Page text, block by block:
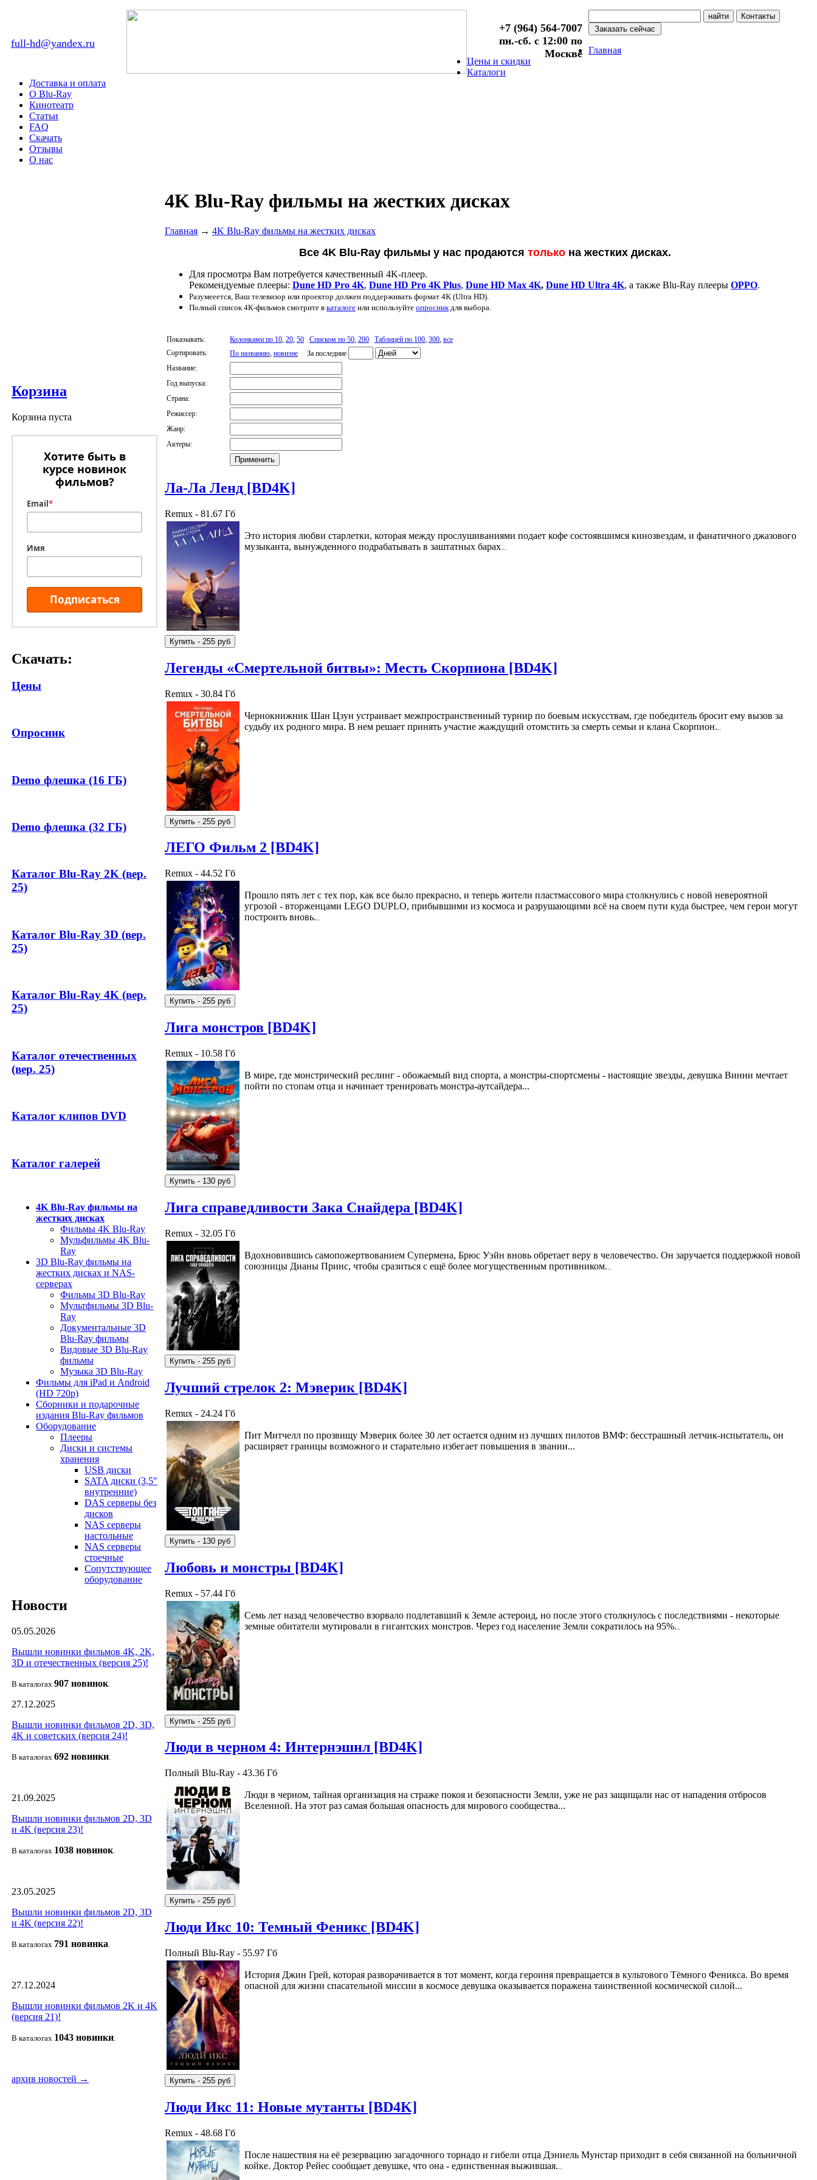
full-hd@yandex.ru
+7 (964) 564-7007
пн.-сб. с 12:00 по
Москве Главная
Цены и скидки
Каталоги
Доставка и оплата
О Blu-Ray
Кинотеатр
Статьи
FAQ
Скачать
Отзывы
О нас
Корзина
Корзина пуста
Хотите быть в
курсе новинок
фильмов?
Email*
Имя
Подписаться
Скачать:
Цены
Опросник
Demo флешка (16 ГБ)
Demo флешка (32 ГБ)
Каталог Blu-Ray 2K (вер.
25)
Каталог Blu-Ray 3D (вер.
25)
Каталог Blu-Ray 4K (вер.
25)
Каталог отечественных
(вер. 25)
Каталог клипов DVD
Каталог галерей
4K Blu-Ray фильмы на
жестких дисках
Фильмы 4K Blu-Ray
Мульфильмы 4K Blu-
Ray
3D Blu-Ray фильмы на
жестких дисках и NAS-
серверах
Фильмы 3D Blu-Ray
Мультфильмы 3D Blu-
Ray
Документальные 3D
Blu-Ray фильмы
Видовые 3D Blu-Ray
фильмы
Музыка 3D Blu-Ray
Фильмы для iPad и Android
(HD 720p)
Сборники и подарочные
издания Blu-Ray фильмов
Оборудование
Плееры
Диски и системы
хранения
USB диски
SATA диски (3,5"
внутренние)
DAS серверы без
дисков
NAS серверы
настольные
NAS серверы
стоечные
Сопутствующее
оборудование
Новости
05.05.2026
Вышли новинки фильмов 4K, 2K,
3D и отечественных (версия 25)!
В каталогах 907 новинок.
27.12.2025
Вышли новинки фильмов 2D, 3D,
4K и советских (версия 24)!
В каталогах 692 новинки.
21.09.2025
Вышли новинки фильмов 2D, 3D
и 4K (версия 23)!
В каталогах 1038 новинок.
23.05.2025
Вышли новинки фильмов 2D, 3D
и 4K (версия 22)!
В каталогах 791 новинка.
27.12.2024
Вышли новинки фильмов 2K и 4K
(версия 21)!
В каталогах 1043 новинки.
архив новостей →
4K Blu-Ray фильмы на жестких дисках
Главная → 4K Blu-Ray фильмы на жестких дисках
Все 4K Blu-Ray фильмы у нас продаются только на жестких дисках.
Для просмотра Вам потребуется качественный 4K-плеер.
Рекомендуемые плееры: Dune HD Pro 4K, Dune HD Pro 4K Plus, Dune HD Max 4K, Dune HD Ultra 4K, а также Blu-Ray плееры OPPO.
Разумееется, Ваш телевизор или проектор должен поддерживать формат 4K (Ultra HD).
Полный список 4К-фильмов смотрите в каталоге или используйте опросник для выбора.
Показывать: Колонками по 10, 20, 50 Списком по 50, 200 Таблицей по 100, 300, все
Сортировать:
По названию, новизне За последние
Название:
Год выпуска:
Страна:
Режиссер:
Жанр:
Актеры:
Ла-Ла Ленд [BD4K]
Remux - 81.67 Гб
Это история любви старлетки, которая между прослушиваниями подает кофе состоявшимся кинозвездам, и фанатичного джазового
музыканта, вынужденного подрабатывать в заштатных барах
Легенды «Смертельной битвы»: Месть Скорпиона [BD4K]
Remux - 30.84 Гб
Чернокнижник Шан Цзун устраивает межпространственный турнир по боевым искусствам, где победитель бросит ему вызов за
судьбу их родного мира. В нем решает принять участие жаждущий отомстить за смерть семьи и клана Скорпион.
ЛЕГО Фильм 2 [BD4K]
Remux - 44.52 Гб
Прошло пять лет с тех пор, как все было прекрасно, и теперь жители пластмассового мира столкнулись с новой невероятной
угрозой - вторженцами LEGO DUPLO, прибывшими из космоса и разрушающими всё на своем пути куда быстрее, чем герои могут
построить вновь...
Лига монстров [BD4K]
Remux - 10.58 Гб
В мире, где монстрический реслинг - обожаемый вид спорта, а монстры-спортсмены - настоящие звезды, девушка Винни мечтает
пойти по стопам отца и начинает тренировать монстра-аутсайдера...
Лига справедливости Зака Снайдера [BD4K]
Remux - 32.05 Гб
Вдохновившись самопожертвованием Супермена, Брюс Уэйн вновь обретает веру в человечество. Он заручается поддержкой новой
союзницы Дианы Принс, чтобы сразиться с ещё более могущественным противником.
Лучший стрелок 2: Мэверик [BD4K]
Remux - 24.24 Гб
Пит Митчелл по прозвищу Мэверик более 30 лет остается одним из лучших пилотов ВМФ: бесстрашный летчик-испытатель, он
расширяет границы возможного и старательно избегает повышения в звании...
Любовь и монстры [BD4K]
Remux - 57.44 Гб
Семь лет назад человечество взорвало подлетавший к Земле астероид, но после этого столкнулось с последствиями - некоторые
земные обитатели мутировали в гигантских монстров. Через год население Земли сократилось на 95%.
Люди в черном 4: Интернэшнл [BD4K]
Полный Blu-Ray - 43.36 Гб
Люди в черном, тайная организация на страже покоя и безопасности Земли, уже не раз защищали нас от нападения отбросов
Вселенной. На этот раз самая большая опасность для мирового сообщества...
Люди Икс 10: Темный Феникс [BD4K]
Полный Blu-Ray - 55.97 Гб
История Джин Грей, которая разворачивается в тот момент, когда героиня превращается в культового Тёмного Феникса. Во время
опасной для жизни спасательной миссии в космосе девушка оказывается поражена таинственной космической силой...
Люди Икс 11: Новые мутанты [BD4K]
Remux - 48.68 Гб
После нашествия на её резервацию загадочного торнадо и гибели отца Дэниель Мунстар приходит в себя связанной на больничной
койке. Доктор Рейес сообщает девушке, что она - единственная выжившая...